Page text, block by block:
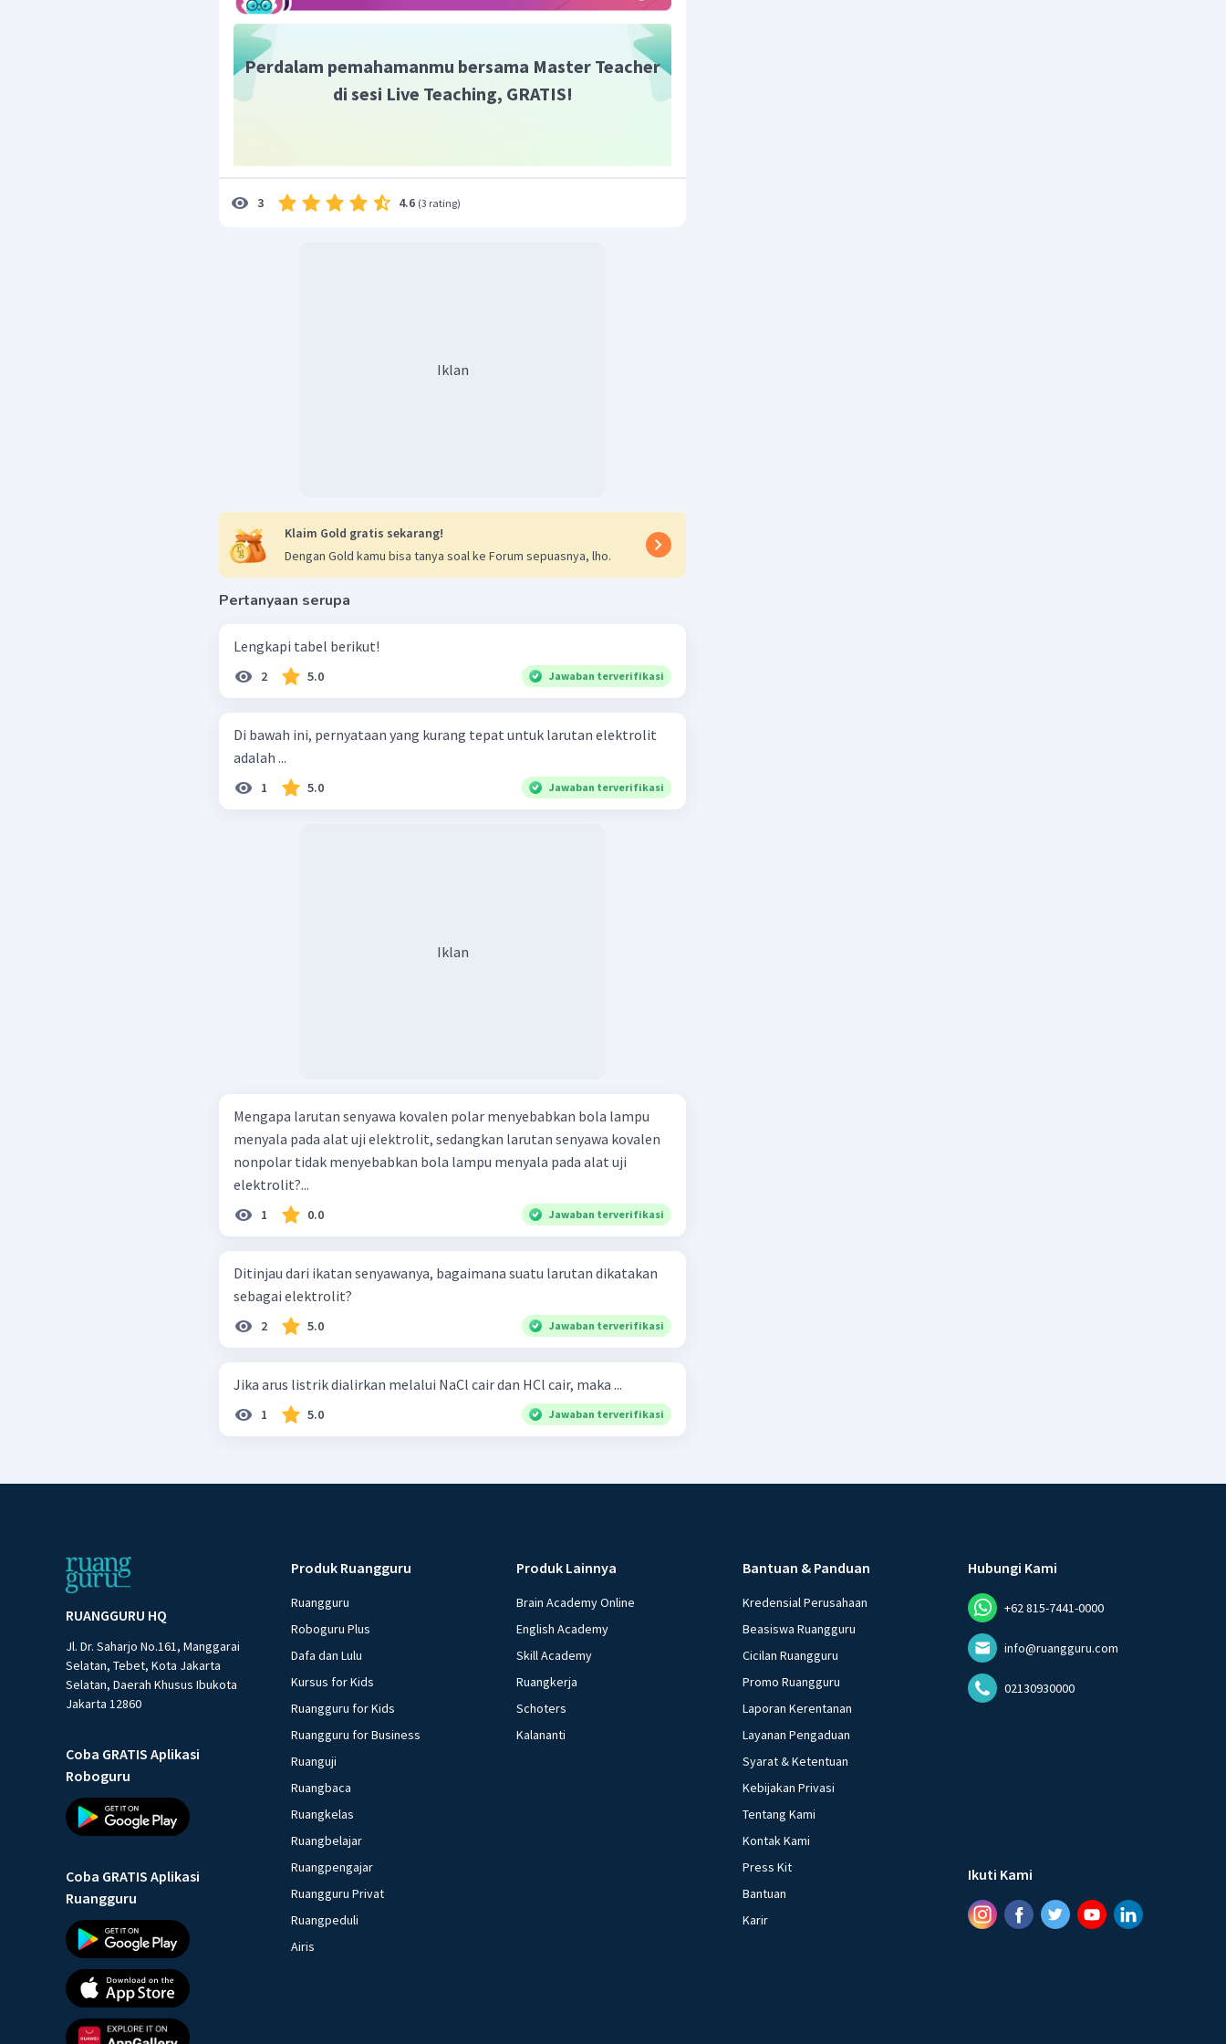
Perdalam pemahamanmu bersama Master Teacher
di sesi Live Teaching, GRATIS!
3 4.6 (3 rating)
Iklan
Klaim Gold gratis sekarang!
Dengan Gold kamu bisa tanya soal ke Forum sepuasnya, lho.
Pertanyaan serupa
Lengkapi tabel berikut!
2 5.0 Jawaban terverifikasi
Di bawah ini, pernyataan yang kurang tepat untuk larutan elektrolit
adalah ...
1 5.0 Jawaban terverifikasi
Iklan
Mengapa larutan senyawa kovalen polar menyebabkan bola lampu
menyala pada alat uji elektrolit, sedangkan larutan senyawa kovalen
nonpolar tidak menyebabkan bola lampu menyala pada alat uji
elektrolit?...
1 0.0 Jawaban terverifikasi
Ditinjau dari ikatan senyawanya, bagaimana suatu larutan dikatakan
sebagai elektrolit?
2 5.0 Jawaban terverifikasi
Jika arus listrik dialirkan melalui NaCl cair dan HCl cair, maka ...
1 5.0 Jawaban terverifikasi
RUANGGURU HQ
Jl. Dr. Saharjo No.161, Manggarai
Selatan, Tebet, Kota Jakarta
Selatan, Daerah Khusus Ibukota
Jakarta 12860
Coba GRATIS Aplikasi
Roboguru
Coba GRATIS Aplikasi
Ruangguru
Produk Ruangguru
Ruangguru
Roboguru Plus
Dafa dan Lulu
Kursus for Kids
Ruangguru for Kids
Ruangguru for Business
Ruanguji
Ruangbaca
Ruangkelas
Ruangbelajar
Ruangpengajar
Ruangguru Privat
Ruangpeduli
Airis
Produk Lainnya
Brain Academy Online
English Academy
Skill Academy
Ruangkerja
Schoters
Kalananti
Bantuan & Panduan
Kredensial Perusahaan
Beasiswa Ruangguru
Cicilan Ruangguru
Promo Ruangguru
Laporan Kerentanan
Layanan Pengaduan
Syarat & Ketentuan
Kebijakan Privasi
Tentang Kami
Kontak Kami
Press Kit
Bantuan
Karir
Hubungi Kami
+62 815-7441-0000
info@ruangguru.com
02130930000
Ikuti Kami